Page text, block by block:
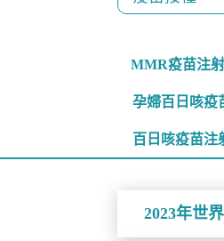
MMR疫苗注射
孕婦百日咳疫
百日咳疫苗注
2023年世